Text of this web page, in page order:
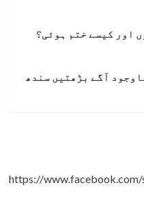
اور کیسے ختم ہوئی؟
آگے بڑھتیں سندھ
https://